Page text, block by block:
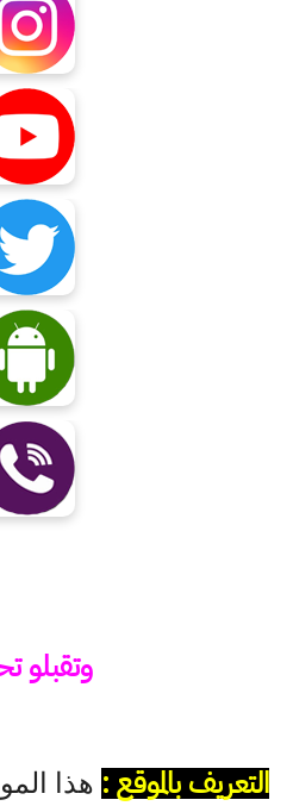
وتقبلو
التعريف بالموقع : هذا